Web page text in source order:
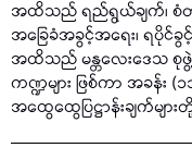
အထိသည် ရည်ရွယ်ချက်၊ စံတန်
အခြေခံအခွင့်အရေး၊ ရပိုင်ခွ
အထိသည် မန္တလေးဒေသ စုဖွဲ့မှု၊
ကဏ္ဍများ ဖြစ်ကာ အခန်း (
အထွေထွေပြဋ္ဌာန်းချက်မျာ